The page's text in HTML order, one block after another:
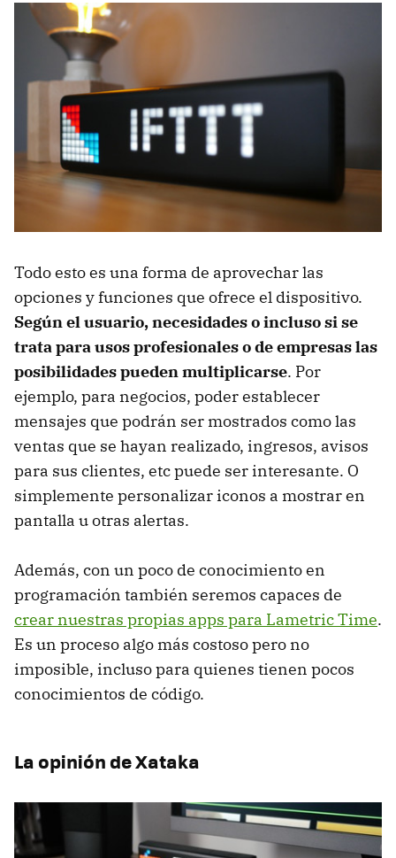
Todo esto es una forma de aprovechar las
opciones y funciones que ofrece el dispositivo.
Según el usuario, necesidades o incluso si se
trata para usos profesionales o de empresas las
posibilidades pueden multiplicarse. Por
ejemplo, para negocios, poder establecer
mensajes que podrán ser mostrados como las
ventas que se hayan realizado, ingresos, avisos
para sus clientes, etc puede ser interesante. O
simplemente personalizar iconos a mostrar en
pantalla u otras alertas.
Además, con un poco de conocimiento en
programación también seremos capaces de
crear nuestras propias apps para Lametric Time.
Es un proceso algo más costoso pero no
imposible, incluso para quienes tienen pocos
conocimientos de código.
La opinión de Xataka